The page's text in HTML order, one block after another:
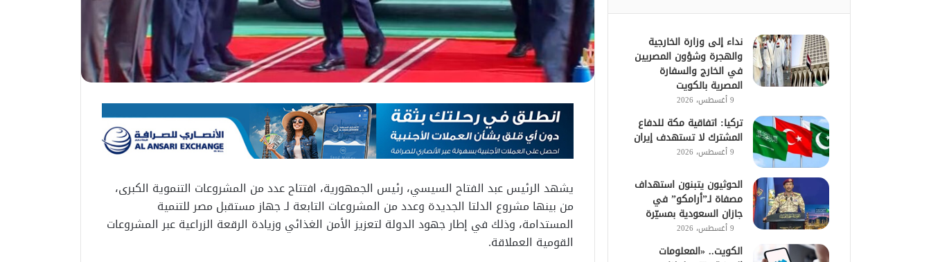
يشهد الرئيس عبد الفتاح السيسي، رئيس الجمهورية، افتتاح عدد من المشروعات التنموية الكبرى،
من بينها مشروع الدلتا الجديدة وعدد من المشروعات التابعة لـ جهاز مستقبل مصر للتنمية
المستدامة، وذلك في إطار جهود الدولة لتعزيز الأمن الغذائي وزيادة الرقعة الزراعية عبر المشروعات
القومية العملاقة.
نداء إلى وزارة الخارجية
والهجرة وشؤون المصريين
في الخارج والسفارة
المصرية بالكويت
9 أغسطس، 2026
تركيا: اتفاقية مكة للدفاع
المشترك لا تستهدف إيران
9 أغسطس، 2026
الحوثيون يتبنون استهداف
مصفاة لـ”أرامكو” في
جازان السعودية بمسيّرة
9 أغسطس، 2026
الكويت.. «المعلومات